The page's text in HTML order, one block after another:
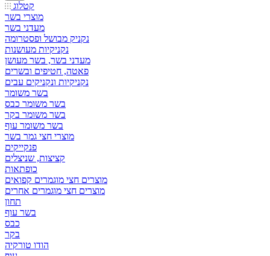
קטלוג
מוצרי בשר
מעדני בשר
נקניק מבושל ופסטרומה
נקניקיות מעושנות
מעדני בשר, בשר מעושן
פאטה, חטיפים ובשרים
נקניקיות ונקניקים עבים
בשר משומר
בשר משומר כבס
בשר משומר בקר
בשר משומר עוף
מוצרי חצי גמר בשר
פנקייקים
קציצות, שניצלים
כופתאות
מוצרים חצי מוגמרים קפואים
מוצרים חצי מוגמרים אחרים
תחון
בשר עוף
כבס
בקר
הודו טורקיה